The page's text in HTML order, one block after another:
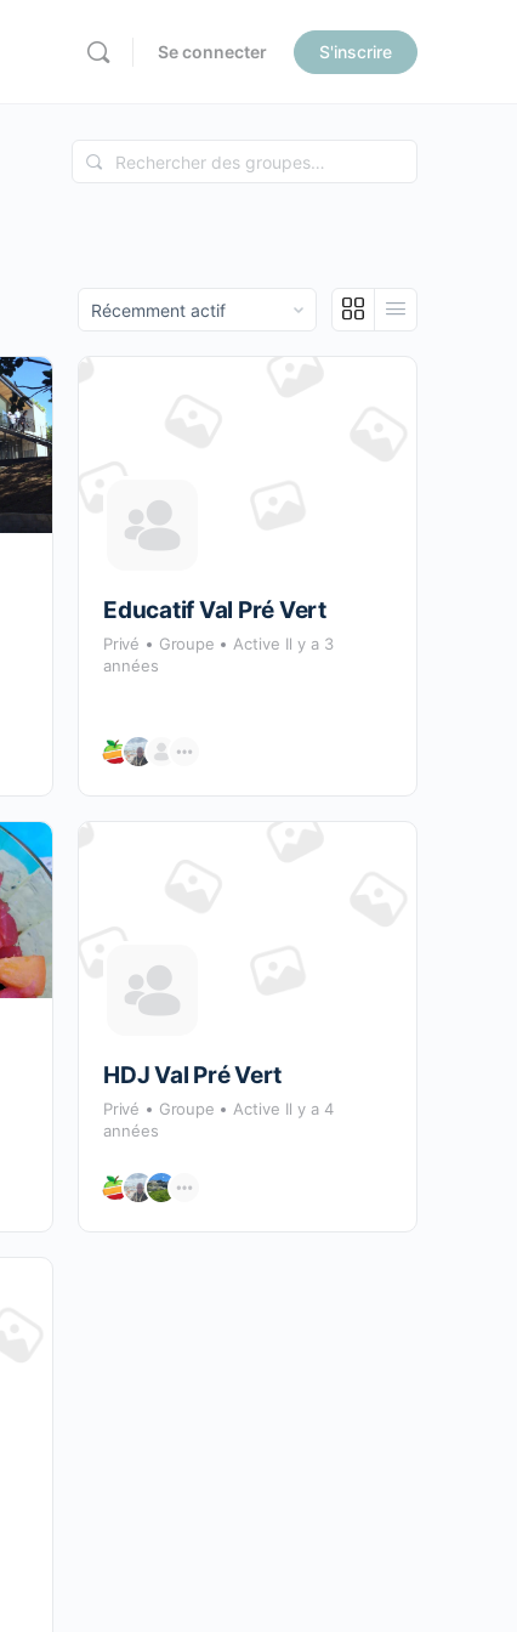
Se connecter S'inscrire
Rechercher
des
Trier
par:
Educatif Val Pré Vert
Privé Groupe
Active Il y a 3
années
HDJ Val Pré Vert
Privé Groupe
Active Il y a 4
années